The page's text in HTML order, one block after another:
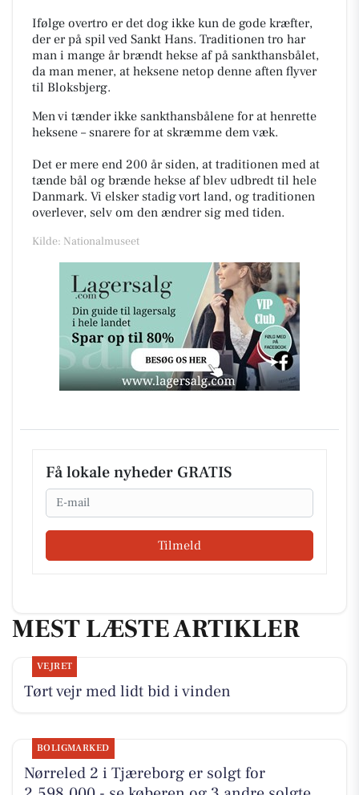
Ifølge overtro er det dog ikke kun de gode kræfter,
der er på spil ved Sankt Hans. Traditionen tro har
man i mange år brændt hekse af på sankthansbålet,
da man mener, at heksene netop denne aften flyver
til Bloksbjerg.
Men vi tænder ikke sankthansbålene for at henrette
heksene – snarere for at skræmme dem væk.
Det er mere end 200 år siden, at traditionen med at
tænde bål og brænde hekse af blev udbredt til hele
Danmark. Vi elsker stadig vort land, og traditionen
overlever, selv om den ændrer sig med tiden.
Kilde: Nationalmuseet
Få lokale nyheder GRATIS
Email
Tilmeld
MEST LÆSTE ARTIKLER
VEJRET
Tørt vejr med lidt bid i vinden
BOLIGMARKED
Nørreled 2 i Tjæreborg er solgt for